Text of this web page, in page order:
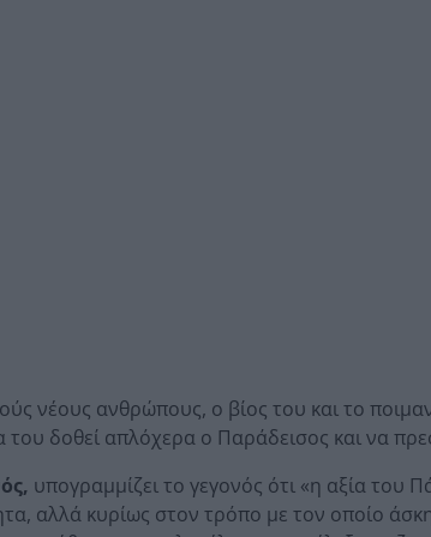
νέους ανθρώπους, ο βίος του και το
δοθεί απλόχερα ο Παράδεισος και να
υπογραμμίζει το γεγονός ότι «η αξία του
αλλά κυρίως στον τρόπο με τον οποίο